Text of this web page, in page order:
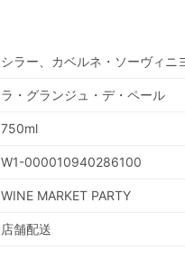
シラー、カベルネ・ソーヴィニ
ラ・グランジュ・デ・ペール
750ml
W1-000010940286100
WINE MARKET PARTY
店舗配送